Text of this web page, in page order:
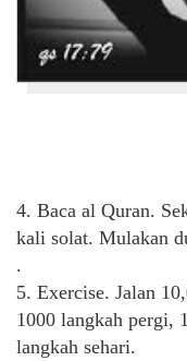
4. Baca al Quran.
kali solat. Mulakan
.
5. Exercise. Jalan
1000 langkah pergi,
langkah sehari.